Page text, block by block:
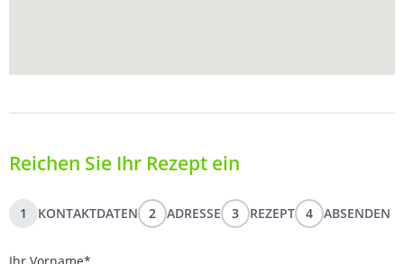
Reichen Sie Ihr Rezept ein
1 KONTAKTDATEN 2 ADRESSE 3 REZEPT 4 ABSENDEN
Ihr Vorname*